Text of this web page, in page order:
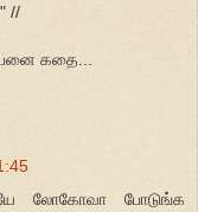
//
கதை...
லோகோவா போடுங்க